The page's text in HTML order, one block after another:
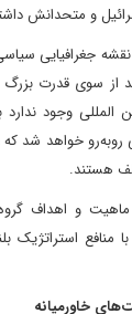
و متحدانش
نقشه جغرافیایی
از سوی قدرت بزرگ
وجود ندارد
روبه‌رو خواهد شد
هستند.
ماهیت و اهداف
استراتژیک
خاورمیانه